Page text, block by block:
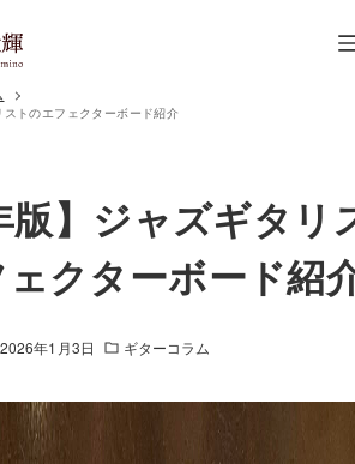
ストのエフェクターボード紹介
版】ジャズギタリ
ェクターボード紹
2026年1月3日 ギターコラム